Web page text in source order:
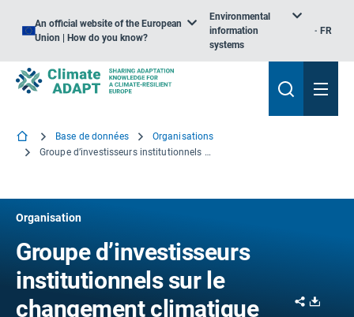
An official website of the European
Union | How do you know?
Environmental
information
systems
FR
Base de données
Organisations
Groupe d’investisseurs institutionnels sur le changement climatique
Organisation
Groupe d’investisseurs
institutionnels sur le
changement climatique
Share